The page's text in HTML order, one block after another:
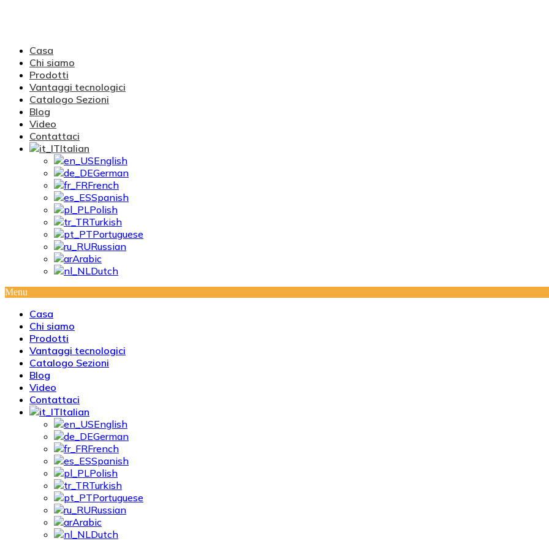
Casa
Chi siamo
Prodotti
Vantaggi tecnologici
Catalogo Sezioni
Blog
Video
Contattaci
Italian
English
German
French
Spanish
Polish
Turkish
Portuguese
Russian
Arabic
Dutch
Menu
Casa
Chi siamo
Prodotti
Vantaggi tecnologici
Catalogo Sezioni
Blog
Video
Contattaci
Italian
English
German
French
Spanish
Polish
Turkish
Portuguese
Russian
Arabic
Dutch